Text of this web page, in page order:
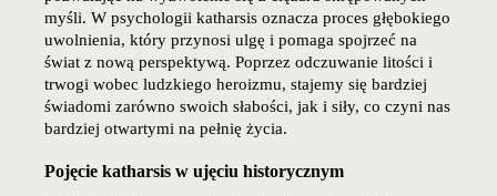
myśli. W psychologii katharsis oznacza proces głębokiego
uwolnienia, który przynosi ulgę i pomaga spojrzeć na
świat z nową perspektywą. Poprzez odczuwanie litości i
trwogi wobec ludzkiego heroizmu, stajemy się bardziej
świadomi zarówno swoich słabości, jak i siły, co czyni nas
bardziej otwartymi na pełnię życia.
Pojęcie katharsis w ujęciu historycznym